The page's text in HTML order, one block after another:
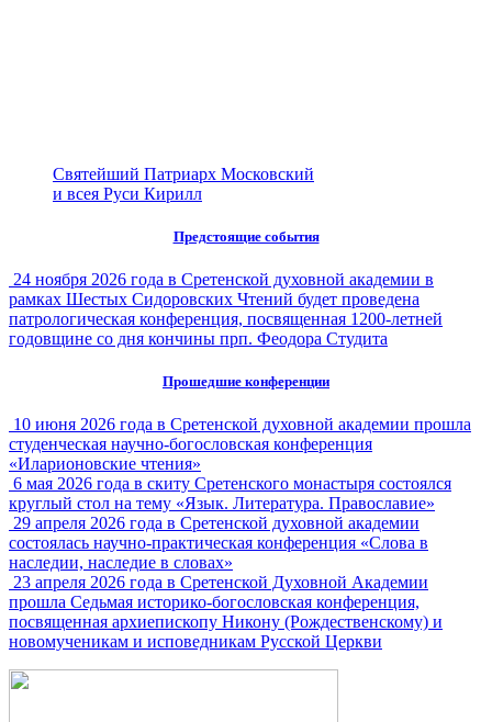
Святейший Патриарх Московский
и всея Руси Кирилл
Предстоящие события
24 ноября 2026 года в Сретенской духовной академии в
рамках Шестых Сидоровских Чтений будет проведена
патрологическая конференция, посвященная 1200-летней
годовщине со дня кончины прп. Феодора Студита
Прошедшие конференции
10 июня 2026 года в Сретенской духовной академии прошла
студенческая научно-богословская конференция
«Иларионовские чтения»
6 мая 2026 года в скиту Сретенского монастыря состоялся
круглый стол на тему «Язык. Литература. Православие»
29 апреля 2026 года в Сретенской духовной академии
состоялась научно-практическая конференция «Слова в
наследии, наследие в словах»
23 апреля 2026 года в Сретенской Духовной Академии
прошла Седьмая историко-богословская конференция,
посвященная архиепископу Никону (Рождественскому) и
новомученикам и исповедникам Русской Церкви